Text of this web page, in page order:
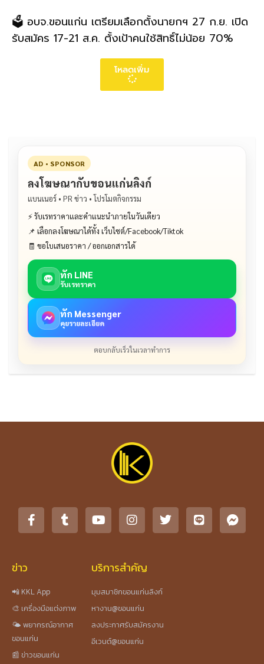
🗳️ อบจ.ขอนแก่น เตรียมเลือกตั้งนายกฯ 27 ก.ย. เปิด
รับสมัคร 17-21 ส.ค. ตั้งเป้าคนใช้สิทธิ์ไม่น้อย 70%
โหลดเพิ่ม
AD • SPONSOR
ลงโฆษณากับขอนแก่นลิงก์
แบนเนอร์ • PR ข่าว • โปรโมตกิจกรรม
⚡ รับเรทราคาและคำแนะนำภายในวันเดียว
📌 เลือกลงโฆษณาได้ทั้ง เว็บไซต์/Facebook/Tiktok
🧾 ขอใบเสนอราคา / ออกเอกสารได้
ทัก LINE
รับเรทราคา
ทัก Messenger
คุยรายละเอียด
ตอบกลับเร็วในเวลาทำการ
ข่าว
📲 KKL App
🎨 เครื่องมือแต่งภาพ
🌤️ พยากรณ์อากาศ
ขอนแก่น
📰 ข่าวขอนแก่น
บริการสำคัญ
มุมสมาชิกขอนแก่นลิงก์
หางาน@ขอนแก่น
ลงประกาศรับสมัครงาน
อีเวนต์@ขอนแก่น